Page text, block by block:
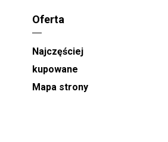
Oferta
Najczęściej
kupowane
Mapa strony